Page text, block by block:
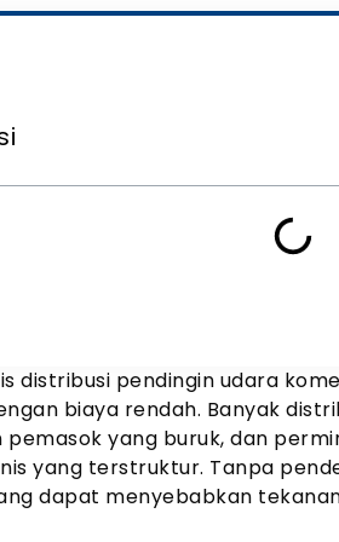
distribusi pendingin udara
biaya rendah. Banyak
pemasok yang buruk, dan
yang terstruktur. Tanpa
dapat menyebabkan